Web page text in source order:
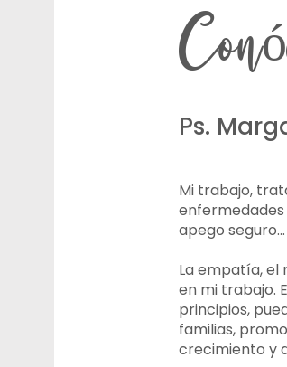
Ps.
Mi trabajo,
apego seguro...
La empatía, el
en mi trabajo.
principios,
familias,
crecimiento y